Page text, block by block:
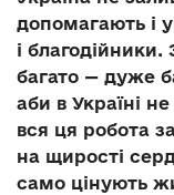
допомагають і
і
багато — дуже
аби в Україні
вся ця робота
на щирості
само цінують